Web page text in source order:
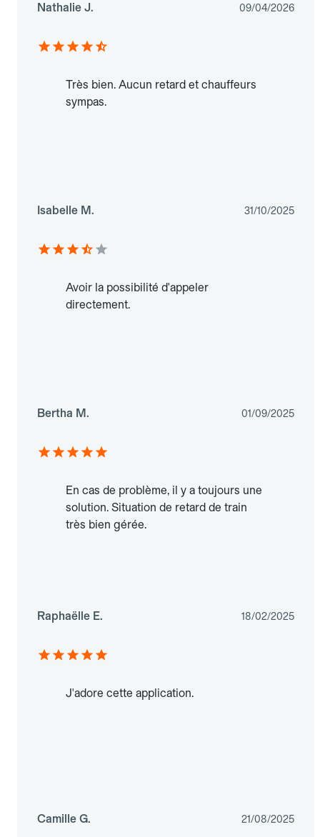
Nathalie J. 09/04/2026
Très bien. Aucun retard et chauffeurs
sympas.
Isabelle M. 31/10/2025
Avoir la possibilité d'appeler
directement.
Bertha M. 01/09/2025
En cas de problème, il y a toujours une
solution. Situation de retard de train
très bien gérée.
Raphaëlle E. 18/02/2025
J'adore cette application.
Camille G. 21/08/2025